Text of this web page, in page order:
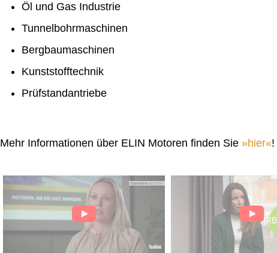
Öl und Gas Industrie
Tunnelbohrmaschinen
Bergbaumaschinen
Kunststofftechnik
Prüfstandantriebe
Mehr Informationen über ELIN Motoren finden Sie hier !